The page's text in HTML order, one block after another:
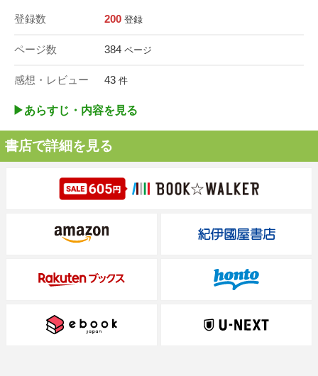
登録数 200 登録
ページ数 384 ページ
感想・レビュー 43 件
▶︎あらすじ・内容を見る
書店で詳細を見る